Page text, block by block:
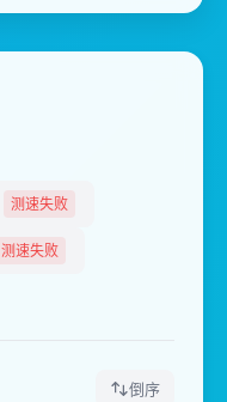
测速失败
测速失败
倒序